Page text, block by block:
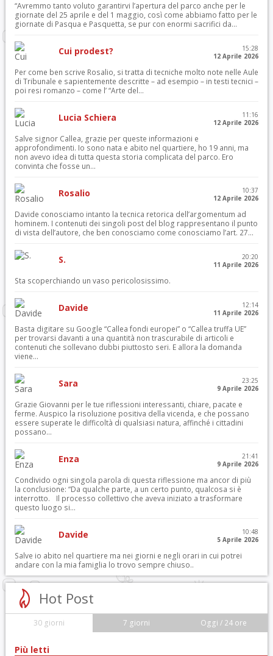
“Avremmo tanto voluto garantirvi l’apertura del parco anche per le
giornate del 25 aprile e del 1 maggio, così come abbiamo fatto per le
giornate di Pasqua e Pasquetta, se pur con enormi sacrifici da...
Cui prodest?
15:28
12 Aprile 2026
Per come ben scrive Rosalio, si tratta di tecniche molto note nelle Aule
di Tribunale e sapientemente descritte – ad esempio – in testi tecnici –
poi resi romanzo – come l’ “Arte del...
Lucia Schiera
11:16
12 Aprile 2026
Salve signor Callea, grazie per queste informazioni e
approfondimenti. Io sono nata e abito nel quartiere, ho 19 anni, ma
non avevo idea di tutta questa storia complicata del parco. Ero
convinta che fosse un...
Rosalio
10:37
12 Aprile 2026
Davide conosciamo intanto la tecnica retorica dell’argomentum ad
hominem. I contenuti dei singoli post del blog rappresentano il punto
di vista dell’autore, che ben conosciamo come conosciamo l’art. 27...
S.
20:20
11 Aprile 2026
Sta scoperchiando un vaso pericolosissimo.
Davide
12:14
11 Aprile 2026
Basta digitare su Google “Callea fondi europei” o “Callea truffa UE”
per trovarsi davanti a una quantità non trascurabile di articoli e
contenuti che sollevano dubbi piuttosto seri. E allora la domanda
viene...
Sara
23:25
9 Aprile 2026
Grazie Giovanni per le tue riflessioni interessanti, chiare, pacate e
ferme. Auspico la risoluzione positiva della vicenda, e che possano
essere superate le difficoltà di qualsiasi natura, affinché i cittadini
possano...
Enza
21:41
9 Aprile 2026
Condivido ogni singola parola di questa riflessione ma ancor di più
la conclusione: “Da qualche parte, a un certo punto, qualcosa si è
interrotto. Il processo collettivo che aveva iniziato a trasformare
questo luogo si...
Davide
10:48
5 Aprile 2026
Salve io abito nel quartiere ma nei giorni e negli orari in cui potrei
andare con la mia famiglia lo trovo sempre chiuso..
Hot Post
30 giorni 7 giorni Oggi / 24 ore
Più letti